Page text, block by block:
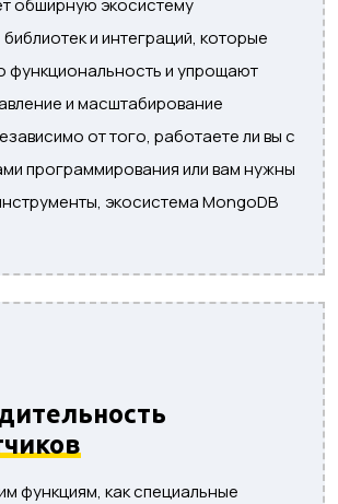
обширную экосистему
и интеграций, которые
функциональность и упрощают
и масштабирование
от того, работаете ли вы с
программирования или вам нужны
экосистема MongoDB
функциям, как специальные